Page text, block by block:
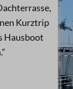
Kurztrip
Hausboot